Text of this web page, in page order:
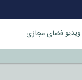
ویدیوفضای مجازی